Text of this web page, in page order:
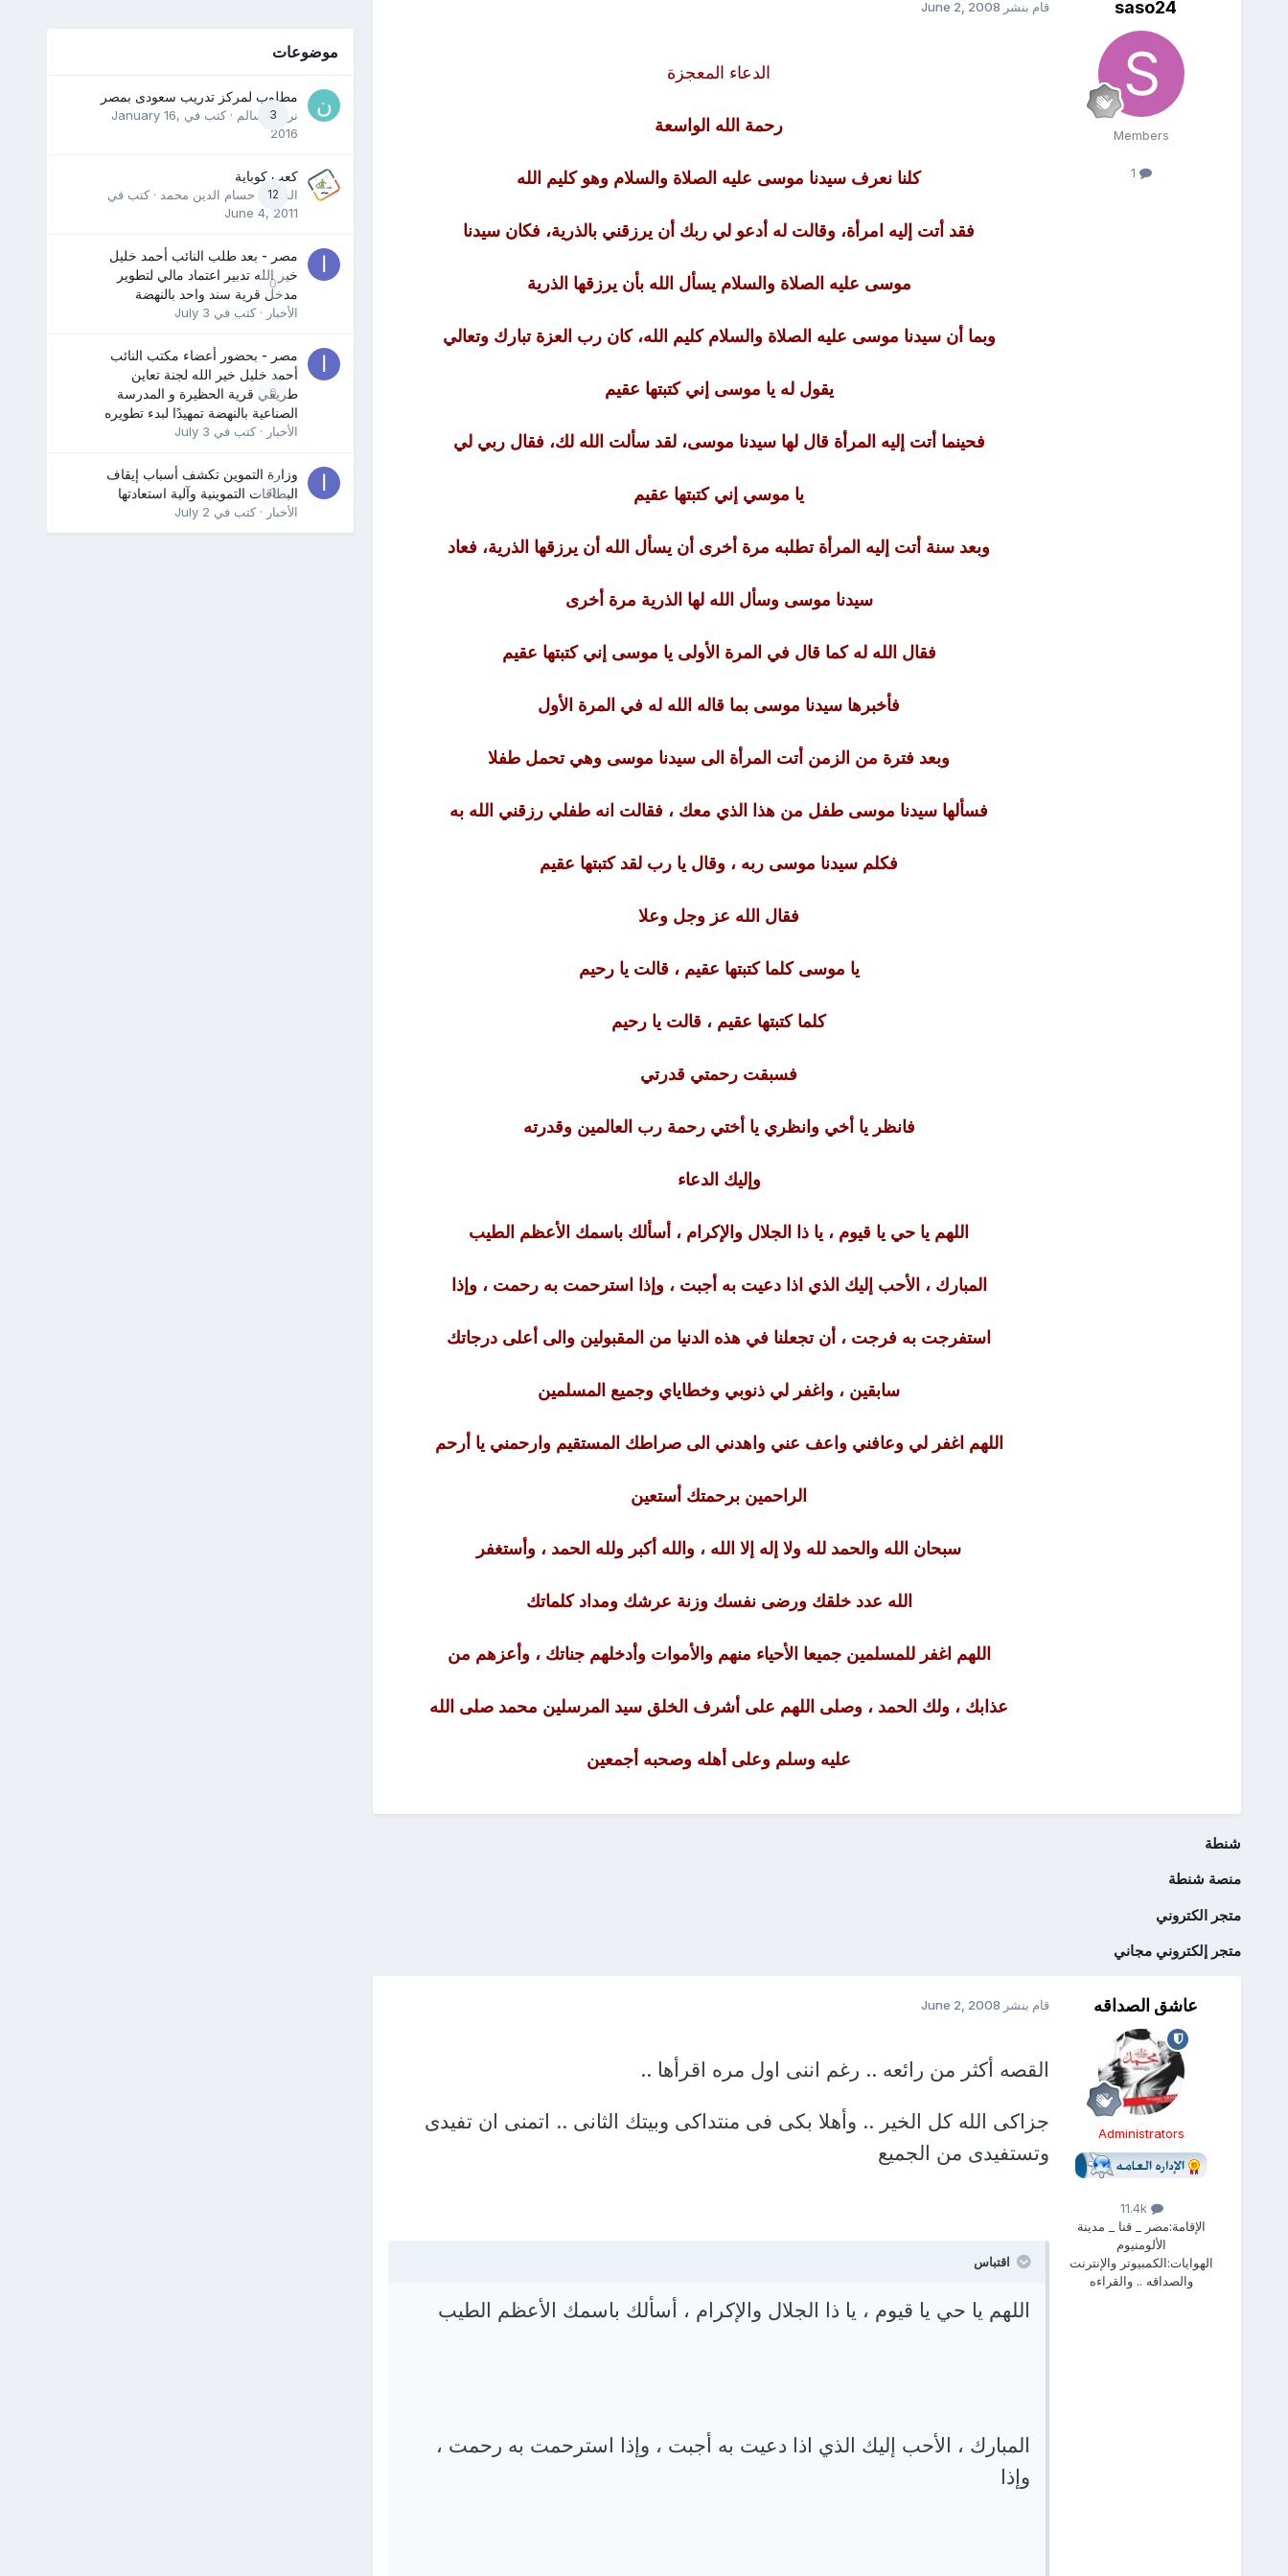
saso24
Members
1
قام بنشر June 2, 2008
الدعاء المعجزة
رحمة الله الواسعة
كلنا نعرف سيدنا موسى عليه الصلاة والسلام وهو كليم الله
فقد أتت إليه امرأة، وقالت له أدعو لي ربك أن يرزقني بالذرية، فكان سيدنا
موسى عليه الصلاة والسلام يسأل الله بأن يرزقها الذرية
وبما أن سيدنا موسى عليه الصلاة والسلام كليم الله، كان رب العزة تبارك وتعالي
يقول له يا موسى إني كتبتها عقيم
فحينما أتت إليه المرأة قال لها سيدنا موسى، لقد سألت الله لك، فقال ربي لي
يا موسي إني كتبتها عقيم
وبعد سنة أتت إليه المرأة تطلبه مرة أخرى أن يسأل الله أن يرزقها الذرية، فعاد
سيدنا موسى وسأل الله لها الذرية مرة أخرى
فقال الله له كما قال في المرة الأولى يا موسى إني كتبتها عقيم
فأخبرها سيدنا موسى بما قاله الله له في المرة الأول
وبعد فترة من الزمن أتت المرأة الى سيدنا موسى وهي تحمل طفلا
فسألها سيدنا موسى طفل من هذا الذي معك ، فقالت انه طفلي رزقني الله به
فكلم سيدنا موسى ربه ، وقال يا رب لقد كتبتها عقيم
فقال الله عز وجل وعلا
يا موسى كلما كتبتها عقيم ، قالت يا رحيم
كلما كتبتها عقيم ، قالت يا رحيم
فسبقت رحمتي قدرتي
فانظر يا أخي وانظري يا أختي رحمة رب العالمين وقدرته
وإليك الدعاء
اللهم يا حي يا قيوم ، يا ذا الجلال والإكرام ، أسألك باسمك الأعظم الطيب
المبارك ، الأحب إليك الذي اذا دعيت به أجبت ، وإذا استرحمت به رحمت ، وإذا
استفرجت به فرجت ، أن تجعلنا في هذه الدنيا من المقبولين والى أعلى درجاتك
سابقين ، واغفر لي ذنوبي وخطاياي وجميع المسلمين
اللهم اغفر لي وعافني واعف عني واهدني الى صراطك المستقيم وارحمني يا أرحم
الراحمين برحمتك أستعين
سبحان الله والحمد لله ولا إله إلا الله ، والله أكبر ولله الحمد ، وأستغفر
الله عدد خلقك ورضى نفسك وزنة عرشك ومداد كلماتك
اللهم اغفر للمسلمين جميعا الأحياء منهم والأموات وأدخلهم جناتك ، وأعزهم من
عذابك ، ولك الحمد ، وصلى اللهم على أشرف الخلق سيد المرسلين محمد صلى الله
عليه وسلم وعلى أهله وصحبه أجمعين
شنطة
منصة شنطة
متجر الكتروني
متجر إلكتروني مجاني
عاشق الصداقه
Administrators
11.4k
الإقامة:مصر _ قنا _ مدينة
الألومنيوم
الهوايات:الكمبيوتر والإنترنت
والصداقه .. والقراءه
قام بنشر June 2, 2008
القصه أكثر من رائعه .. رغم اننى اول مره اقرأها ..
جزاكى الله كل الخير .. وأهلا بكى فى منتداكى وبيتك الثانى .. اتمنى ان تفيدى
وتستفيدى من الجميع
اقتباس
اللهم يا حي يا قيوم ، يا ذا الجلال والإكرام ، أسألك باسمك الأعظم الطيب
المبارك ، الأحب إليك الذي اذا دعيت به أجبت ، وإذا استرحمت به رحمت ،
وإذا
موضوعات
3
مطلوب لمركز تدريب سعودى بمصر
نرمين سالم · كتب في January 16,
2016
12
كعب كوباية
المدرب حسام الدين محمد · كتب في
June 4, 2011
0
مصر - بعد طلب النائب أحمد خليل
خير الله تدبير اعتماد مالي لتطوير
مدخل قرية سند واحد بالنهضة
الأخبار · كتب في July 3
0
مصر - بحضور أعضاء مكتب النائب
أحمد خليل خير الله لجنة تعاين
طريقي قرية الحظيرة و المدرسة
الصناعية بالنهضة تمهيدًا لبدء تطويره
الأخبار · كتب في July 3
0
وزارة التموين تكشف أسباب إيقاف
البطاقات التموينية وآلية استعادتها
الأخبار · كتب في July 2